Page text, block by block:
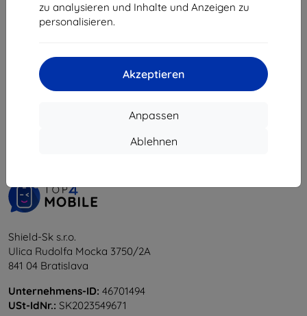
zu analysieren und Inhalte und Anzeigen zu
personalisieren.
Akzeptieren
Anpassen
Ablehnen
Auf Lager > 5 Stk.
vom ganzen5.
Shield-Sk s.r.o.
Ulica Rudolfa Mocka 3750/2A
841 04 Bratislava
Unternehmens-ID: 46701494
USt-IdNr.: SK2023549671